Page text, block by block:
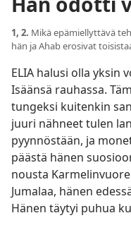
1, 2. Mikä epämiellyttävä
hän ja Ahab erosivat
ELIA halusi olla yksin
Isäänsä rauhassa.
tungeksi kuitenkin
juuri nähneet tulen
pyynnöstään, ja
päästä hänen
nousta
Jumalaa, hänen
Hänen täytyi puhua